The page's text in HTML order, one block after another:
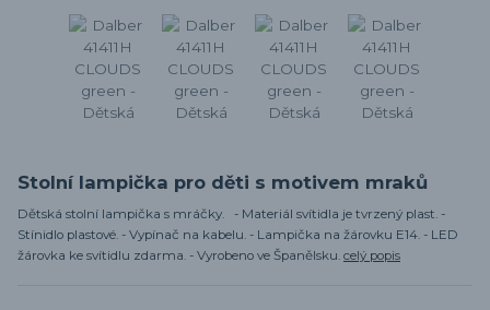
Stolní lampička pro děti s motivem mraků
Dětská stolní lampička s mráčky. - Materiál svítidla je tvrzený plast. -
Stínidlo plastové. - Vypínač na kabelu. - Lampička na žárovku E14. - LED
žárovka ke svítidlu zdarma. - Vyrobeno ve Španělsku. celý popis